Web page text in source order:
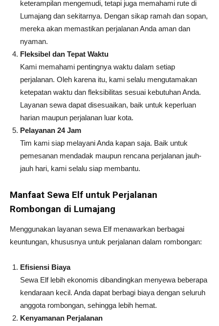
keterampilan mengemudi, tetapi juga memahami rute di
Lumajang dan sekitarnya. Dengan sikap ramah dan sopan,
mereka akan memastikan perjalanan Anda aman dan
nyaman.
Fleksibel dan Tepat Waktu
Kami memahami pentingnya waktu dalam setiap
perjalanan. Oleh karena itu, kami selalu mengutamakan
ketepatan waktu dan fleksibilitas sesuai kebutuhan Anda.
Layanan sewa dapat disesuaikan, baik untuk keperluan
harian maupun perjalanan luar kota.
Pelayanan 24 Jam
Tim kami siap melayani Anda kapan saja. Baik untuk
pemesanan mendadak maupun rencana perjalanan jauh-
jauh hari, kami selalu siap membantu.
Manfaat Sewa Elf untuk Perjalanan
Rombongan di Lumajang
Menggunakan layanan sewa Elf menawarkan berbagai
keuntungan, khususnya untuk perjalanan dalam rombongan:
Efisiensi Biaya
Sewa Elf lebih ekonomis dibandingkan menyewa beberapa
kendaraan kecil. Anda dapat berbagi biaya dengan seluruh
anggota rombongan, sehingga lebih hemat.
Kenyamanan Perjalanan